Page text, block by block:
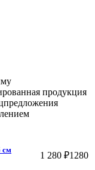
продукция
см
1 280 ₽1280